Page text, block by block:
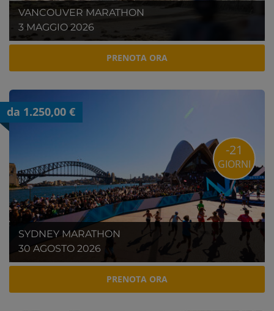
VANCOUVER MARATHON
3 MAGGIO 2026
PRENOTA ORA
da 1.250,00 €
SYDNEY MARATHON
30 AGOSTO 2026
-21
GIORNI
PRENOTA ORA